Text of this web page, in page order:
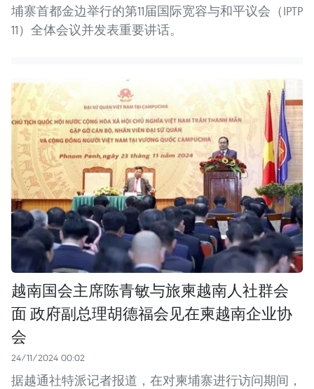
埔寨首都金边举行的第11届国际宽容与和平议会（IPTP
11）全体会议并发表重要讲话。
越南国会主席陈青敏与旅柬越南人社群会
面 政府副总理胡德福会见在柬越南企业协
会
24/11/2024 00:02
据越通社特派记者报道，在对柬埔寨进行访问期间，